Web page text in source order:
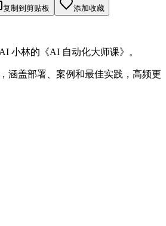
复制到剪贴板 添加收藏
小林的《AI 自动化大师课》。
涵盖部署、案例和最佳实践，高频更